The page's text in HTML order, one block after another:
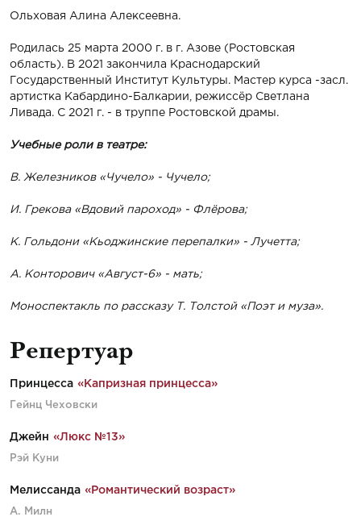
Ольховая Алина Алексеевна.
Родилась 25 марта 2000 г. в г. Азове (Ростовская
область). В 2021 закончила Краснодарский
Государственный Институт Культуры. Мастер курса -засл.
артистка Кабардино-Балкарии, режиссёр Светлана
Ливада. С 2021 г. - в труппе Ростовской драмы.
Учебные роли в театре:
В. Железников «Чучело» - Чучело;
И. Грекова «Вдовий пароход» - Флёрова;
К. Гольдони «Кьоджинские перепалки» - Лучетта;
А. Конторович «Август-6» - мать;
Моноспектакль по рассказу Т. Толстой «Поэт и муза».
Репертуар
Принцесса «Капризная принцесса»
Гейнц Чеховски
Джейн «Люкс №13»
Рэй Куни
Мелиссанда «Романтический возраст»
А. Милн